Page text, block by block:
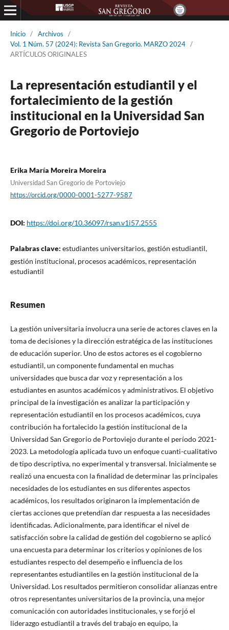
Inicio / Archivos
/
Vol. 1 Núm. 57 (2024): Revista San Gregorio. MARZO 2024 /
ARTÍCULOS ORIGINALES
La representación estudiantil y el
fortalecimiento de la gestión
institucional en la Universidad San
Gregorio de Portoviejo
Erika María Moreira Moreira
Universidad San Gregorio de Portoviejo
https://orcid.org/0000-0001-5277-9587
DOI: https://doi.org/10.36097/rsan.v1i57.2555
Palabras clave: estudiantes universitarios, gestión estudiantil,
gestión institucional, procesos académicos, representación
estudiantil
Resumen
La gestión universitaria involucra una serie de actores claves en la
toma de decisiones y la dirección estratégica de las instituciones
de educación superior. Uno de estos actores es el cogobierno
estudiantil, un componente fundamental en muchas
universidades que busca dar voz y representación a los
estudiantes en asuntos académicos y administrativos. El objetivo
principal de la investigación es analizar la participación y
representación estudiantil en los procesos académicos, cuya
contribución ha fortalecido la gestión institucional de la
Universidad San Gregorio de Portoviejo durante el período 2021-
2023. La metodología aplicada tuvo un enfoque cuanti-cualitativo
de tipo descriptiva, no experimental y transversal. Inicialmente se
realizó una encuesta con la finalidad de determinar las principales
necesidades de los estudiantes en sus diferentes aspectos
académicos, los resultados originaron la implementación de
ciertas acciones que pretendían dar respuesta a las necesidades
identificadas. Adicionalmente, para identificar el nivel de
satisfacción sobre la calidad de gestión del cogobierno se aplicó
una encuesta para determinar los criterios y opiniones de los
estudiantes respecto del desempeño e influencia de los
representantes estudiantiles en la gestión institucional de la
Universidad. Los resultados permitieron consolidar alianzas entre
otros representantes universitarios de la provincia, una mejor
comunicación con autoridades institucionales, y se forjó el
liderazgo estudiantil a través del trabajo en equipo, la